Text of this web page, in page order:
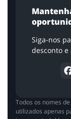
Siga-nos
desconto e
Todos os nomes
utilizados apenas